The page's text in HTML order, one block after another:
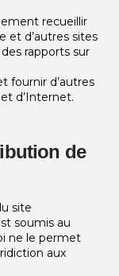
recueillir
et d’autres sites
rapports sur
fournir d’autres
d’Internet.
de
site
soumis au
ne le permet
aux